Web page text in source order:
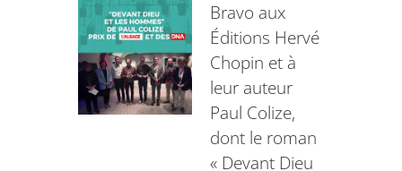
Bravo aux
Éditions Hervé
Chopin et à
leur auteur
Paul Colize,
dont le roman
« Devant Dieu